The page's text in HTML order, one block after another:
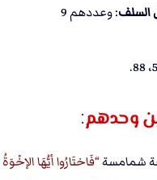
السلف
: وعددهم 9
شمامسة فَاختَارُوا أيُّهَا الإخْوَةُ